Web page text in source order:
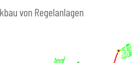
von Regelanlagen